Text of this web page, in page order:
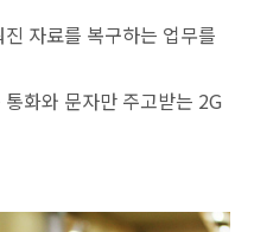
자료를 복구하는 업무를
화와 문자만 주고받는 2G